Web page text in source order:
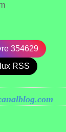
354629
RSS